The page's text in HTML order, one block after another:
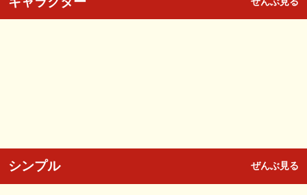
シンプル ぜんぶ見る